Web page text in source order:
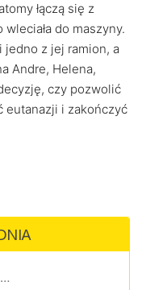
łączą się z
do maszyny.
jedno z jej ramion, a
Andre, Helena,
czy pozwolić
eutanazji i zakończyć
Spider-Man. Całkiem nowy dzień